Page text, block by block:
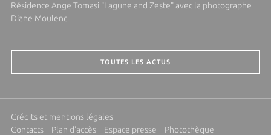
Résidence Ange Tomasi "Lagune and Zeste" avec la photographe
Diane Moulenc
TOUTES LES ACTUS
Crédits et mentions légales
Contacts
Plan d'accès Espace presse
Photothèque